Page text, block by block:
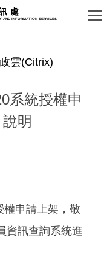
處
AND INFORMATION SERVICES
雲(Citrix)
系統授權申
明
權申請上架，敬
資訊查詢系統進